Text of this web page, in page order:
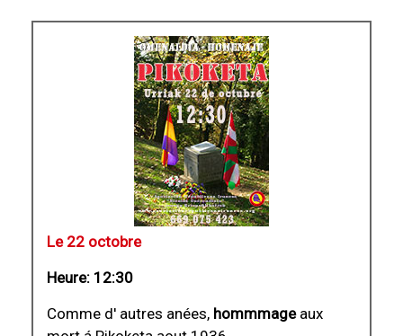
Le 22 octobre
Heure: 12:30
Comme d' autres anées, hommmageaux